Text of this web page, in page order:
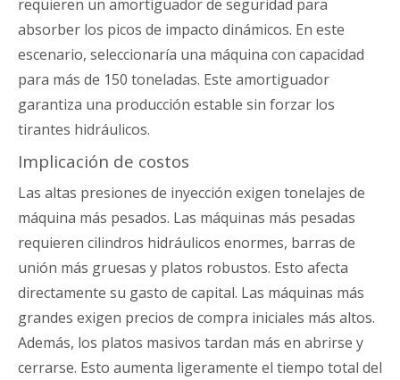
requieren un amortiguador de seguridad para
absorber los picos de impacto dinámicos. En este
escenario, seleccionaría una máquina con capacidad
para más de 150 toneladas. Este amortiguador
garantiza una producción estable sin forzar los
tirantes hidráulicos.
Implicación de costos
Las altas presiones de inyección exigen tonelajes de
máquina más pesados. Las máquinas más pesadas
requieren cilindros hidráulicos enormes, barras de
unión más gruesas y platos robustos. Esto afecta
directamente su gasto de capital. Las máquinas más
grandes exigen precios de compra iniciales más altos.
Además, los platos masivos tardan más en abrirse y
cerrarse. Esto aumenta ligeramente el tiempo total del